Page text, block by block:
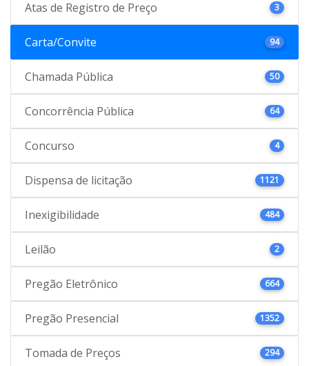
Atas de Registro de Preço 3
Carta/Convite 94
Chamada Pública 50
Concorrência Pública 64
Concurso 4
Dispensa de licitação 1121
Inexigibilidade 484
Leilão 2
Pregão Eletrônico 664
Pregão Presencial 1352
Tomada de Preços 294